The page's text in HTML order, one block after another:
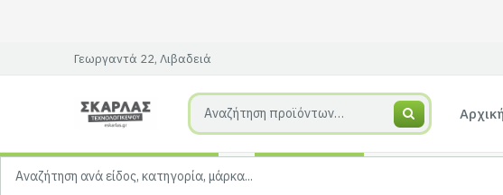
Γεωργαντά 22, Λιβαδειά
Αρχική